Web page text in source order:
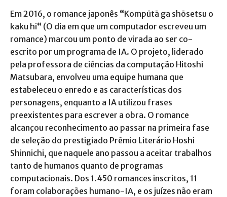
Em 2016, o romance japonês “Kompūtā ga shōsetsu o
kaku hi“ (O dia em que um computador escreveu um
romance) marcou um ponto de virada ao ser co-
escrito por um programa de IA. O projeto, liderado
pela professora de ciências da computação Hitoshi
Matsubara, envolveu uma equipe humana que
estabeleceu o enredo e as características dos
personagens, enquanto a IA utilizou frases
preexistentes para escrever a obra. O romance
alcançou reconhecimento ao passar na primeira fase
de seleção do prestigiado Prêmio Literário Hoshi
Shinnichi, que naquele ano passou a aceitar trabalhos
tanto de humanos quanto de programas
computacionais. Dos 1.450 romances inscritos, 11
foram colaborações humano-IA, e os juízes não eram